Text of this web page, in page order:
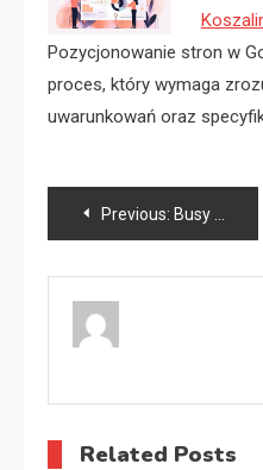
Pozycjonowanie stron w
proces, który wymaga
uwarunkowań oraz
Nawigacja
wpisu
Previous: Busy Polska Niemcy Trójmiasto
Related Posts